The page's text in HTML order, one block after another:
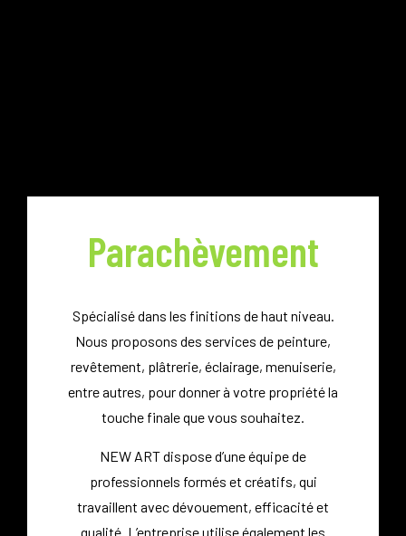
Parachèvement
Spécialisé dans les finitions de haut niveau.
Nous proposons des services de peinture,
revêtement, plâtrerie, éclairage, menuiserie,
entre autres, pour donner à votre propriété la
touche finale que vous souhaitez.
NEW ART dispose d’une équipe de
professionnels formés et créatifs, qui
travaillent avec dévouement, efficacité et
qualité. L’entreprise utilise également les